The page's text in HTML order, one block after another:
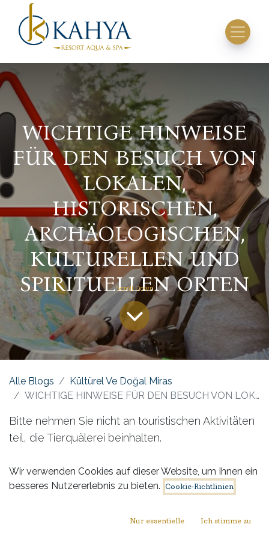
WICHTIGE HINWEISE
FÜR DEN BESUCH VON
LOKALEN,
HISTORISCHEN,
ARCHÄOLOGISCHEN,
KULTURELLEN UND
SPIRITUELLEN ORTEN
Alle Blogs
Kültürel Ve Doğal Miras
WICHTIGE HINWEISE FÜR DEN BESUCH VON LOKALEN, HISTORISCHEN, ARCHÄOLOGISCHEN, KULTURELLEN UND SPIRITUELLEN ORTEN
Bitte nehmen Sie nicht an touristischen Aktivitäten
teil, die Tierquälerei beinhalten.
Bitte verhalten Sie sich umweltbewusst, wenn Sie
Sehenswürdigkeiten besuchen.
In unserem Land ist der Verkauf von Zigaretten
Wir verwenden Cookies auf dieser Website, um Ihnen ein
besseres Nutzererlebnis zu bieten. Cookie-Richtlinien
Nur essentielle Ich stimme zu